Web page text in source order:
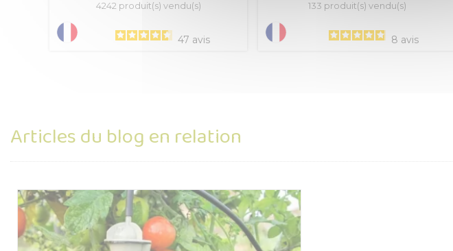
4242 produit(s) vendu(s)
47 avis
133 produit(s) vendu(s)
8 avis
Articles du blog en relation